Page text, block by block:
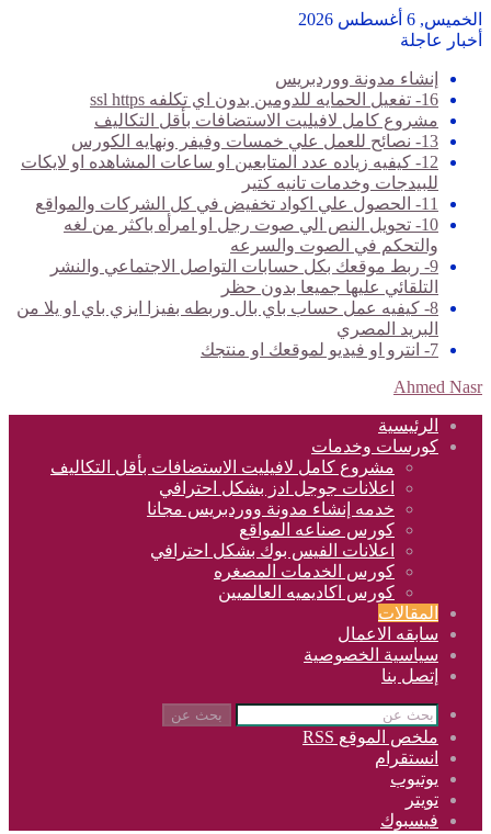
الخميس, 6 أغسطس 2026
أخبار عاجلة
إنشاء مدونة ووردبريس
16- تفعيل الحمايه للدومين بدون اي تكلفه ssl https
مشروع كامل لافيليت الاستضافات بأقل التكاليف
13- نصائح للعمل علي خمسات وفيفر ونهايه الكورس
12- كيفيه زياده عدد المتابعين او ساعات المشاهده او لايكات
للبيدجات وخدمات تانيه كتير
11- الحصول علي اكواد تخفيض في كل الشركات والمواقع
10- تحويل النص الي صوت رجل او امرأه باكثر من لغه
والتحكم في الصوت والسرعه
9- ربط موقعك بكل حسابات التواصل الاجتماعي والنشر
التلقائي عليها جميعا بدون حظر
8- كيفيه عمل حساب باي بال وربطه بفيزا ايزي باي او يلا من
البريد المصري
7- انترو او فيديو لموقعك او منتجك
Ahmed Nasr
الرئيسية
كورسات وخدمات
مشروع كامل لافيليت الاستضافات بأقل التكاليف
اعلانات جوجل ادز بشكل احترافي
خدمه إنشاء مدونة ووردبريس مجانا
كورس صناعه المواقع
اعلانات الفيس بوك بشكل احترافي
كورس الخدمات المصغره
كورس اكاديميه العالميين
المقالات
سابقه الاعمال
سياسية الخصوصية
إتصل بنا
بحث عن
ملخص الموقع RSS
انستقرام
يوتيوب
تويتر
فيسبوك